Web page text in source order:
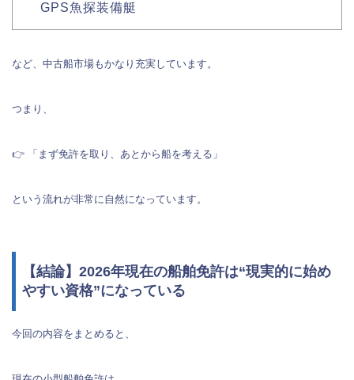
GPS魚探装備艇
など、中古船市場もかなり充実しています。
つまり、
👉 「まず免許を取り、あとから船を考える」
という流れが非常に自然になっています。
【結論】2026年現在の船舶免許は“現実的に始め
やすい資格”になっている
今回の内容をまとめると、